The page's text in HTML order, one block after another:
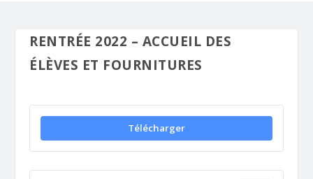
RENTRÉE 2022 – ACCUEIL DES
ÉLÈVES ET FOURNITURES
Télécharger